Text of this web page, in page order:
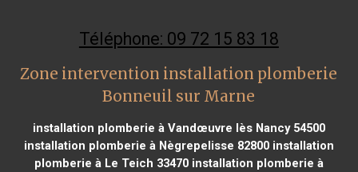
Téléphone: 09 72 15 83 18
Zone intervention installation plomberie
Bonneuil sur Marne
installation plomberie à Vandœuvre lès Nancy 54500
installation plomberie à Nègrepelisse 82800installation
plomberie à Le Teich 33470installation plomberie à